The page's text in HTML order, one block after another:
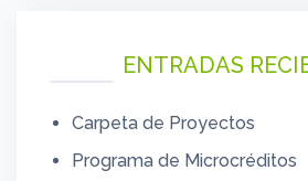
ENTRADAS
Carpeta de Proyectos
Programa de Microcréditos